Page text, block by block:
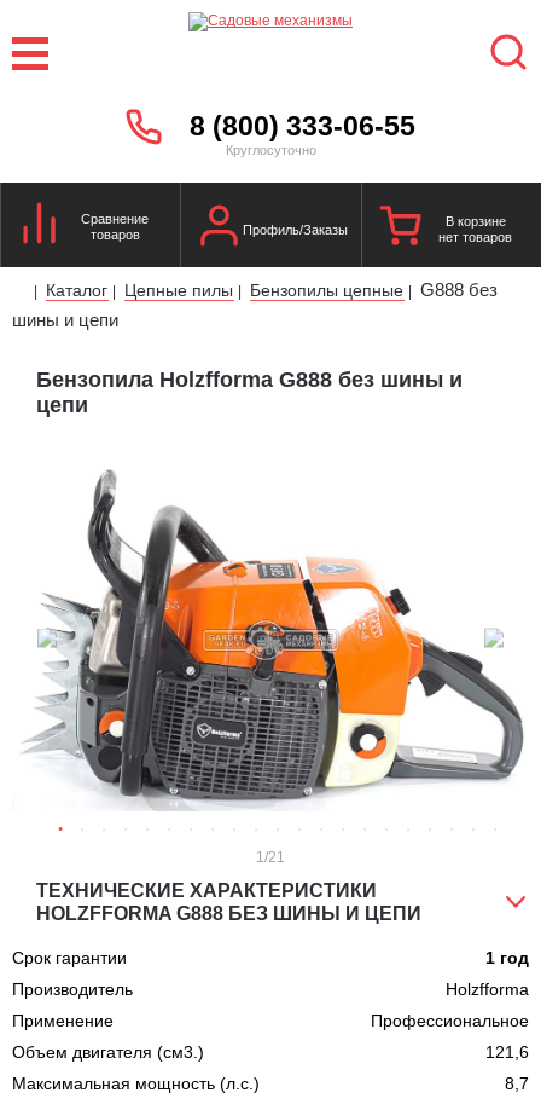
8 (800) 333-06-55
Круглосуточно
Сравнение
товаров
Профиль/Заказы
В корзине
нет товаров
| Каталог | Цепные пилы | Бензопилы цепные | G888 без
шины и цепи
Бензопила Holzfforma G888 без шины и
цепи
1/21
ТЕХНИЧЕСКИЕ ХАРАКТЕРИСТИКИ
HOLZFFORMA G888 БЕЗ ШИНЫ И ЦЕПИ
Срок гарантии
1 год
Производитель
Holzfforma
Применение
Профессиональное
Объем двигателя (см3.)
121,6
Максимальная мощность (л.с.)
8,7